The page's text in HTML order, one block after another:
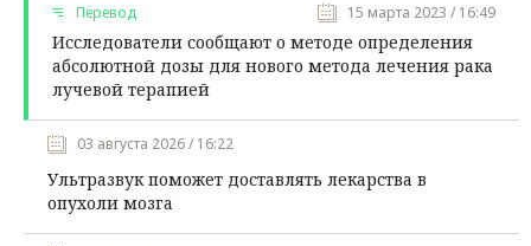
Перевод 15 марта 2023 / 16:49
Исследователи сообщают о методе определения
абсолютной дозы для нового метода лечения рака
лучевой терапией
03 августа 2026 / 16:22
Ультразвук поможет доставлять лекарства в
опухоли мозга